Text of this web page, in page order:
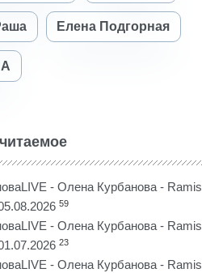
Елена Подгорная
- Олена Курбанова - Ramis
59
- Олена Курбанова - Ramis
23
- Олена Курбанова - Ramis